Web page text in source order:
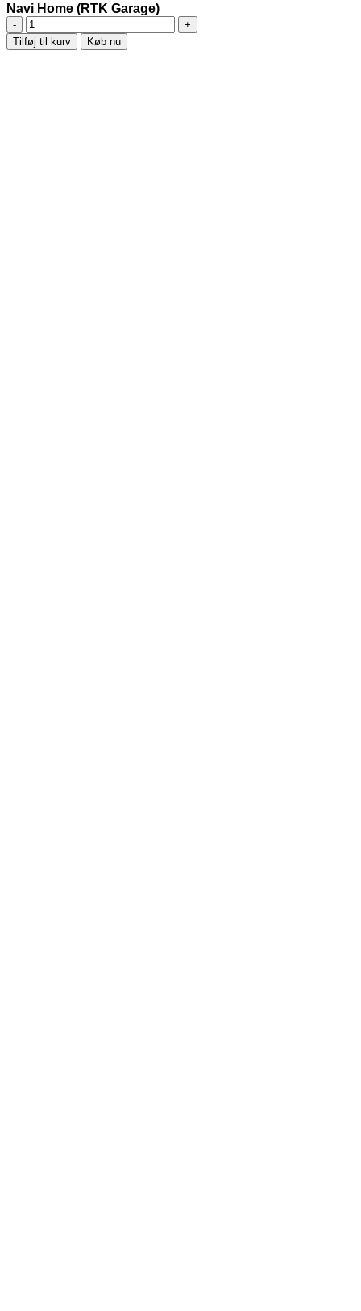
Navi Home (RTK Garage)
Navi
Home
(RTK
Tilføj til kurv Køb nu